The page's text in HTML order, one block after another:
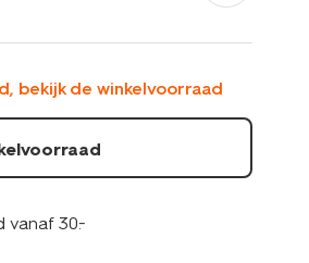
bekijk de winkelvoorraad
vanaf 30.-